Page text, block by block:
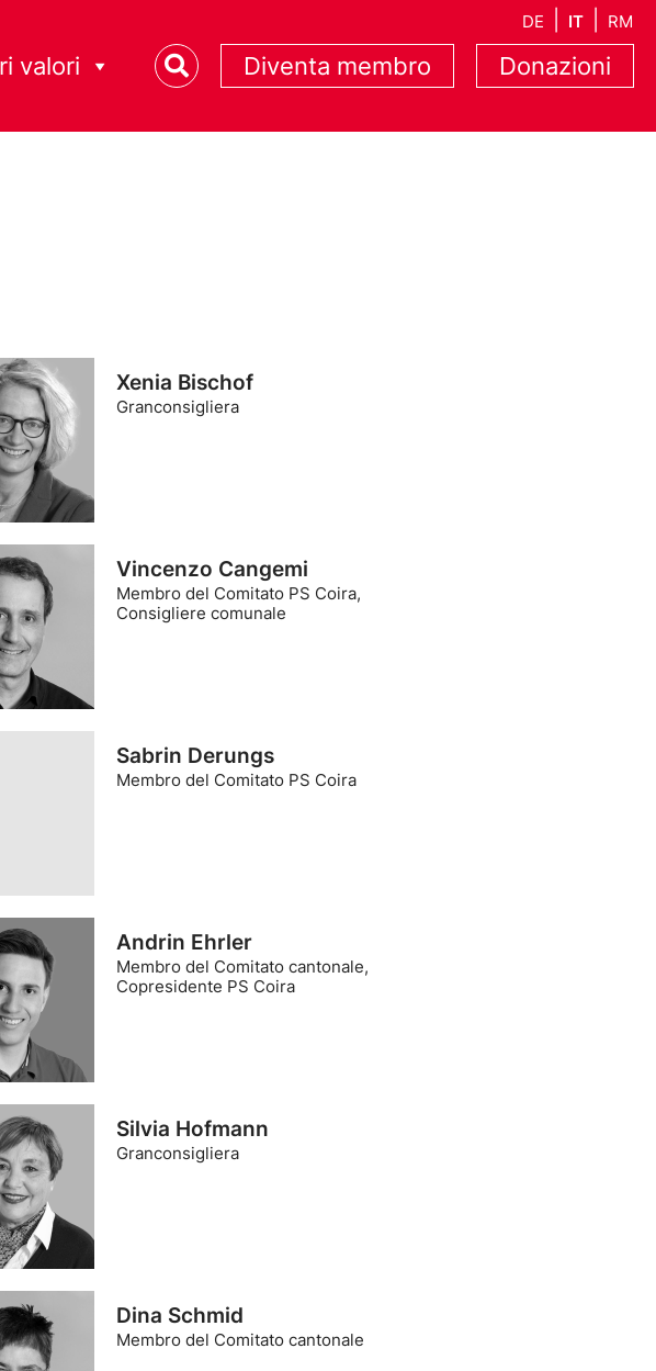
DE IT RM
valori Diventa membro Donazioni
Xenia Bischof
Granconsigliera
Vincenzo Cangemi
Membro del Comitato PS Coira,
Consigliere comunale
Sabrin Derungs
Membro del Comitato PS Coira
Andrin Ehrler
Membro del Comitato cantonale,
Copresidente PS Coira
Silvia Hofmann
Granconsigliera
Dina Schmid
Membro del Comitato cantonale